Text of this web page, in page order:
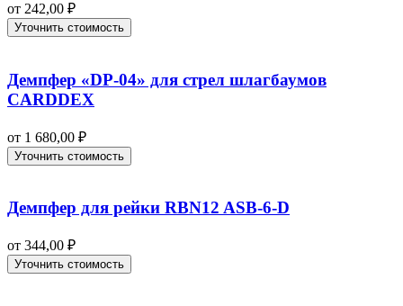
от 242,00 ₽
Уточнить стоимость
Демпфер «DP-04» для стрел шлагбаумов
CARDDEX
от 1 680,00 ₽
Уточнить стоимость
Демпфер для рейки RBN12 ASB-6-D
от 344,00 ₽
Уточнить стоимость